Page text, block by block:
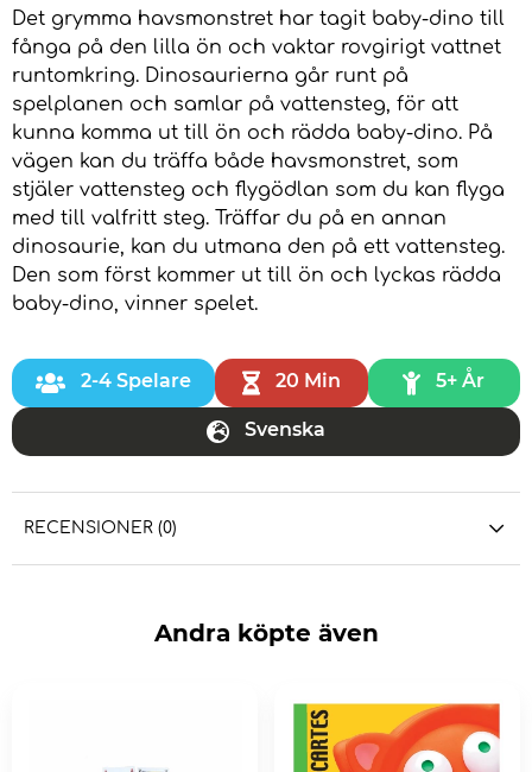
Det grymma havsmonstret har tagit baby-dino till
fånga på den lilla ön och vaktar rovgirigt vattnet
runtomkring. Dinosaurierna går runt på
spelplanen och samlar på vattensteg, för att
kunna komma ut till ön och rädda baby-dino. På
vägen kan du träffa både havsmonstret, som
stjäler vattensteg och flygödlan som du kan flyga
med till valfritt steg. Träffar du på en annan
dinosaurie, kan du utmana den på ett vattensteg.
Den som först kommer ut till ön och lyckas rädda
baby-dino, vinner spelet.
2-4 Spelare 20 Min 5+ År
Svenska
RECENSIONER (0)
Andra köpte även